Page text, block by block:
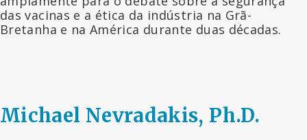
das vacinas e a ética da indústria na Grã-
Bretanha e na América durante duas décadas.
Michael Nevradakis, Ph.D.